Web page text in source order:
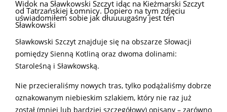
Widok na Sławkowski Szczyt idąc na Kieżmarski Szczyt
od Tatrzańskiej Łomnicy. Dopiero na tym zdjęciu
uświadomiłem sobie jak dłuuuugaśny jest ten
Sławkowski
Sławkowski Szczyt znajduje się na obszarze Słowacji
pomiędzy Sienną Kotliną oraz dwoma dolinami:
Staroleśną i Sławkowską.
Nie przecieraliśmy nowych tras, tylko podążaliśmy dobrze
oznakowanym niebieskim szlakiem, który nie raz już
został (mniej lub bardziej szczegółowy) opisany – zarówno